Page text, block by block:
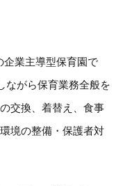
業主導型保育園で
ながら保育業務全般を
交換、着替え、食事
境の整備・保護者対